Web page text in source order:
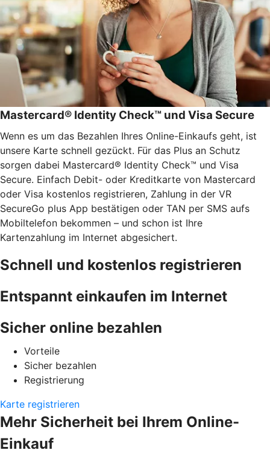
Mastercard® Identity Check™ und Visa Secure
Wenn es um das Bezahlen Ihres Online-Einkaufs geht, ist
unsere Karte schnell gezückt. Für das Plus an Schutz
sorgen dabei Mastercard® Identity Check™ und Visa
Secure. Einfach Debit- oder Kreditkarte von Mastercard
oder Visa kostenlos registrieren, Zahlung in der VR
SecureGo plus App bestätigen oder TAN per SMS aufs
Mobiltelefon bekommen – und schon ist Ihre
Kartenzahlung im Internet abgesichert.
Schnell und kostenlos registrieren
Entspannt einkaufen im Internet
Sicher online bezahlen
Vorteile
Sicher bezahlen
Registrierung
Karte registrieren
Mehr Sicherheit bei Ihrem Online-
Einkauf